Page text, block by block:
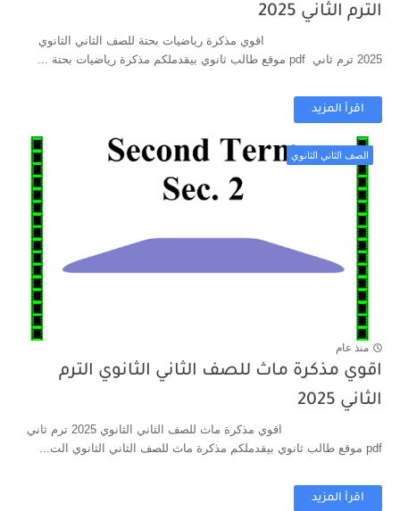
الترم الثاني 2025
اقوي مذكرة رياضيات بحتة للصف الثاني الثانوي
2025 ترم ثاني pdf موقع طالب ثانوي بيقدملكم مذكرة رياضيات بحتة ...
اقرأ المزيد
الصف الثاني الثانوي
منذ عام
اقوي مذكرة ماث للصف الثاني الثانوي الترم
الثاني 2025
اقوي مذكرة ماث للصف الثاني الثانوي 2025 ترم ثاني
pdf موقع طالب ثانوي بيقدملكم مذكرة ماث للصف الثاني الثانوي الت...
اقرأ المزيد